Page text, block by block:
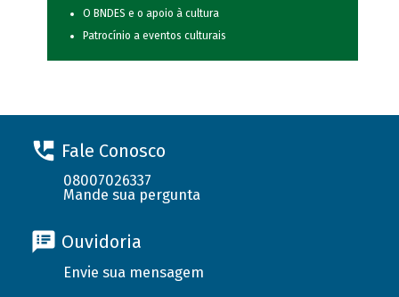
O BNDES e o apoio à cultura
Patrocínio a eventos culturais
Fale Conosco
08007026337
Mande sua pergunta
Ouvidoria
Envie sua mensagem